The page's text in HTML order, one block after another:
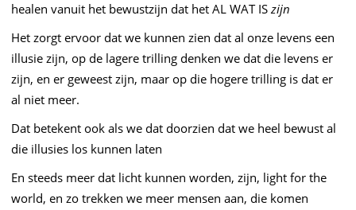
healen vanuit het bewustzijn dat het AL WAT ISzijn
Het zorgt ervoor dat we kunnen zien dat al onze levens een
illusie zijn, op de lagere trilling denken we dat die levens er
zijn, en er geweest zijn, maar op die hogere trilling is dat er
al niet meer.
Dat betekent ook als we dat doorzien dat we heel bewust al
die illusies los kunnen laten
En steeds meer dat licht kunnen worden, zijn, light for the
world, en zo trekken we meer mensen aan, die komen